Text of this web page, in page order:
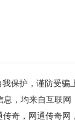
保护，谨防受
，均来自互联
传奇，网通传奇网